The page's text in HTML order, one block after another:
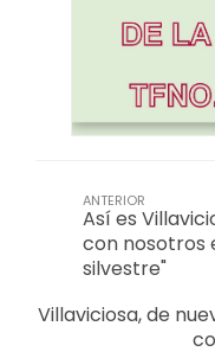
ANTERIOR
Así es
con nosotros
silvestre"
Villaviciosa, de